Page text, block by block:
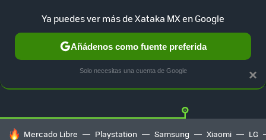
GUÍA DE COMPRAS MERCADO LIBRE
HOY SE HABLA DE
Mercado Libre Playstation Samsung Xiaomi LG
×
Ya puedes ver más de Xataka MX en Google
Añádenos como fuente preferida
Solo necesitas una cuenta de Google